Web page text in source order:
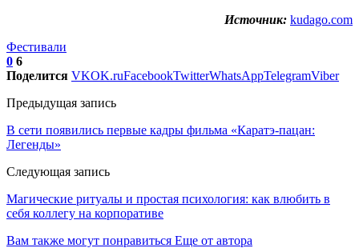
Источник: kudago.com
Фестивали
0 6
Поделится VKOK.ruFacebookTwitterWhatsAppTelegramViber
Предыдущая запись
В сети появились первые кадры фильма «Каратэ-пацан:
Легенды»
Следующая запись
Магические ритуалы и простая психология: как влюбить в
себя коллегу на корпоративе
Вам также могут понравиться Еще от автора